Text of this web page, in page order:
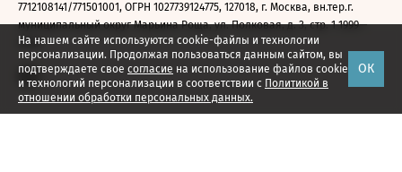
На нашем сайте используются cookie-файлы и технологии
персонализации. Продолжая пользоваться данным сайтом, вы
подтверждаете свое согласие на использование файлов cookie
и технологий персонализации в соответствии с Политикой в
отношении обработки персональных данных.
ОК
7712108141/771501001, ОГРН 1027739124775, 127018, г. Москва, вн.тер.г.
муниципальный округ Марьина Роща, ул. Полковая, д. 3, стр. 1 1999—
2026